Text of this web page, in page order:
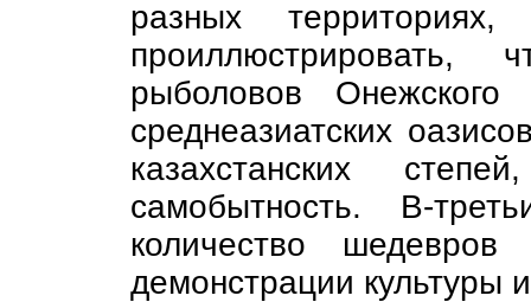
разных
рыболовов
среднеазиатских
казахстанских
самобытность. В-
количество шедевров
демонстрации культуры